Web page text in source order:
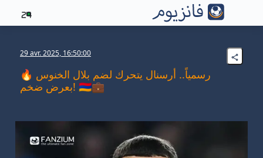
24
29 avr. 2025, 16:50:00
🔥 رسمياً.. أرسنال يتحرك لضم بلال الخنوس
بعرض ضخم! 🇲🇦💼